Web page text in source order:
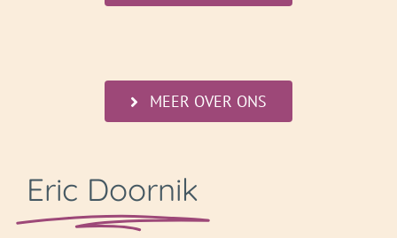
MEER OVER ONS
Eric Doornik